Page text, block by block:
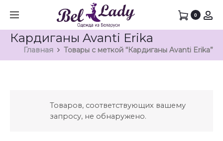
0
Кардиганы Avanti Erika
Главная Товары с меткой “Кардиганы Avanti Erika”
Товаров, соответствующих вашему
запросу, не обнаружено.